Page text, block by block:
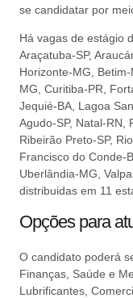
se candidatar por
Há vagas de estágio
Araçatuba-SP,
Horizonte-MG,
MG, Curitiba-PR,
Jequié-BA, Lagoa
Agudo-SP, Natal-RN,
Ribeirão Preto-SP,
Francisco do Conde-
Uberlândia-MG,
distribuidas em 11
Opções para
O candidato poderá
Finanças, Saúde e
Lubrificantes,